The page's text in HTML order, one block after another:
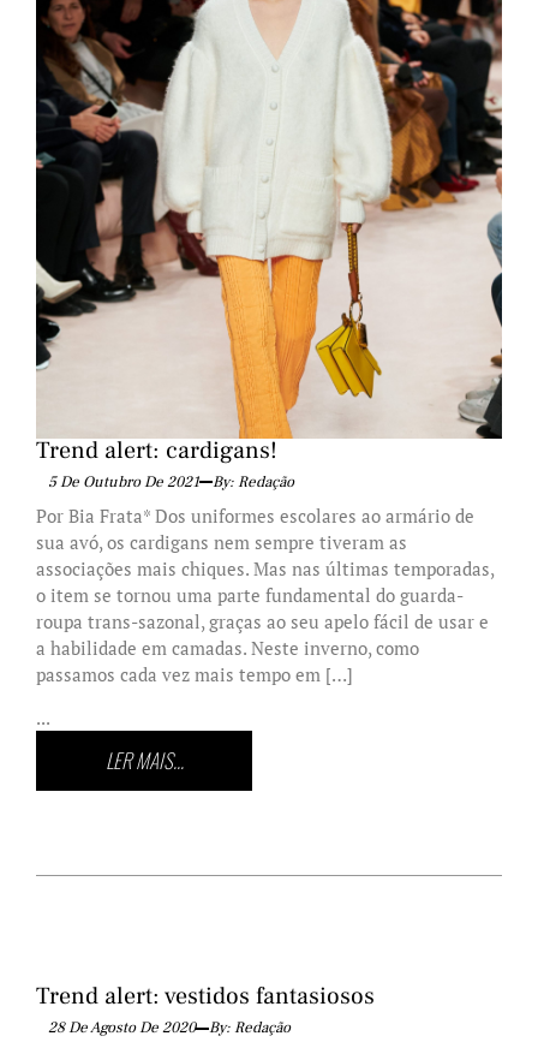
Trend alert: cardigans!
5 De Outubro De 2021 By: Redação
Por Bia Frata* Dos uniformes escolares ao armário de
sua avó, os cardigans nem sempre tiveram as
associações mais chiques. Mas nas últimas temporadas,
o item se tornou uma parte fundamental do guarda-
roupa trans-sazonal, graças ao seu apelo fácil de usar e
a habilidade em camadas. Neste inverno, como
passamos cada vez mais tempo em […]
...
LER MAIS...
Trend alert: vestidos fantasiosos
28 De Agosto De 2020 By: Redação